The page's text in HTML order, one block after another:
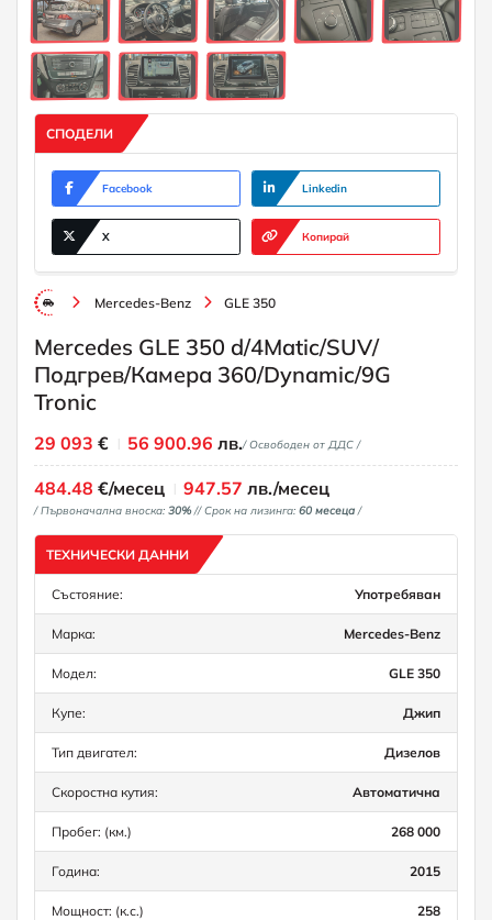
СПОДЕЛИ
Facebook Linkedin
X Копирай
Mercedes-Benz GLE 350
Mercedes GLE 350 d/4Matic/SUV/
Подгрев/Камера 360/Dynamic/9G
Tronic
29 093 € 56 900.96 лв./ Освободен от ДДС /
484.48 €/месец 947.57 лв./месец
/ Първоначална вноска: 30%// Срок на лизинга: 60 месеца/
ТЕХНИЧЕСКИ ДАННИ
Състояние: Употребяван
Марка: Mercedes-Benz
Модел: GLE 350
Купе: Джип
Тип двигател: Дизелов
Скоростна кутия: Автоматична
Пробег: (км.) 268 000
Година: 2015
Мощност: (к.с.) 258